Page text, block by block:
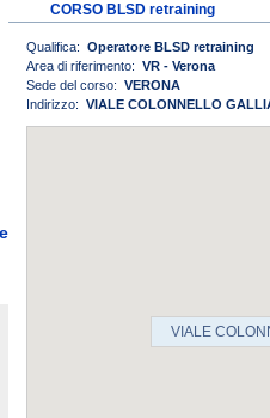
CORSO BLSD retraining
Qualifica: Operatore BLSD retraining
Area di riferimento: VR - Verona
Sede del corso: VERONA
Indirizzo: VIALE COLONNELLO
VIALE